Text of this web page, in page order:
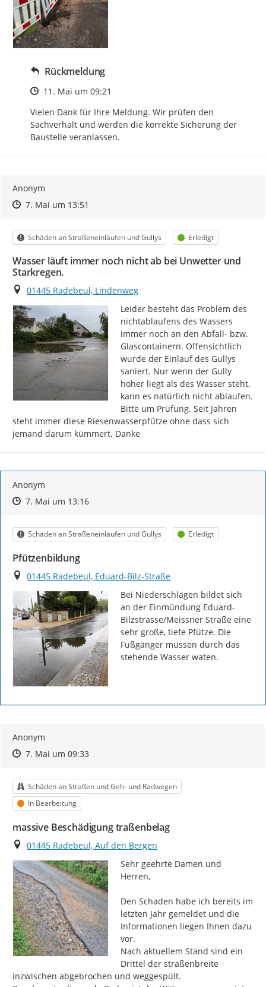
Rückmeldung
Zeitpunkt des Erstellens
11. Mai um 09:21
Vielen Dank für Ihre Meldung. Wir prüfen den
Sachverhalt und werden die korrekte Sicherung der
Baustelle veranlassen.
Anonym
Zeitpunkt des Erstellens
Zeitpunkt des Erstellens
7. Mai um 13:51
Kategorie
Schäden an Straßeneinläufen und Gullys Status
Erledigt
Wasser läuft immer noch nicht ab bei Unwetter und
Starkregen.
Ort
01445 Radebeul, Lindenweg
Leider besteht das Problem des
nichtablaufens des Wassers
immer noch an den Abfall- bzw.
Glascontainern. Offensichtlich
wurde der Einlauf des Gullys
saniert. Nur wenn der Gully
höher liegt als des Wasser steht,
kann es natürlich nicht ablaufen.
Bitte um Prüfung. Seit Jahren
steht immer diese Riesenwasserpfütze ohne dass sich
jemand darum kümmert. Danke
Anonym
Zeitpunkt des Erstellens
Zeitpunkt des Erstellens
7. Mai um 13:16Zur Äußerung
Kategorie
Schäden an Straßeneinläufen und Gullys Status
Erledigt
Pfützenbildung
Ort
01445 Radebeul, Eduard-Bilz-Straße
Bei Niederschlägen bildet sich
an der Einmündung Eduard-
Bilzstrasse/Meissner Straße eine
sehr große, tiefe Pfütze. Die
Fußgänger müssen durch das
stehende Wasser waten.
Anonym
Zeitpunkt des Erstellens
Zeitpunkt des Erstellens
7. Mai um 09:33Zur Äußerung
Kategorie
Schäden an Straßen und Geh- und Radwegen
Status
In Bearbeitung
massive Beschädigung traßenbelag
Ort
01445 Radebeul, Auf den Bergen
Sehr geehrte Damen und
Herren,
Den Schaden habe ich bereits im
letzten Jahr gemeldet und die
Informationen liegen Ihnen dazu
vor.
Nach aktuellem Stand sind ein
Drittel der straßenbreite
inzwischen abgebrochen und weggespült.